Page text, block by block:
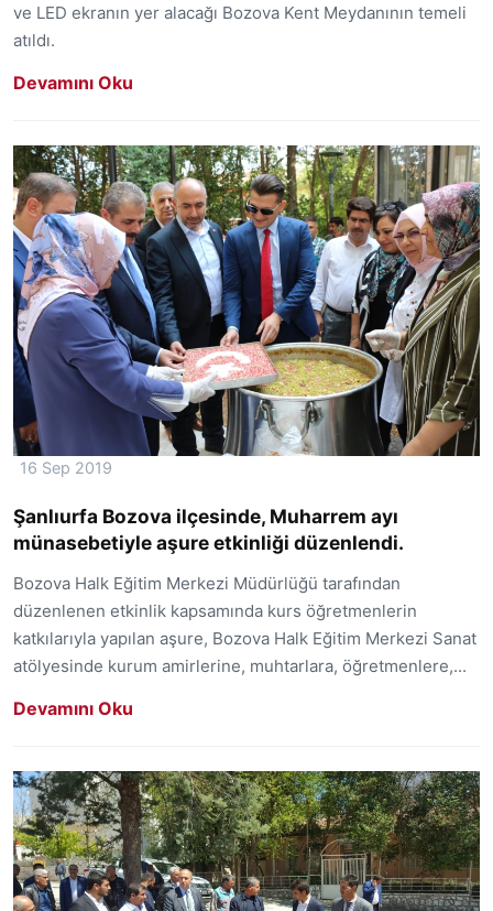
ve LED ekranın yer alacağı Bozova Kent Meydanının temeli
atıldı.
Devamını Oku
16 Sep 2019
Şanlıurfa Bozova ilçesinde, Muharrem ayı
münasebetiyle aşure etkinliği düzenlendi.
Bozova Halk Eğitim Merkezi Müdürlüğü tarafından
düzenlenen etkinlik kapsamında kurs öğretmenlerin
katkılarıyla yapılan aşure, Bozova Halk Eğitim Merkezi Sanat
atölyesinde kurum amirlerine, muhtarlara, öğretmenlere,...
Devamını Oku